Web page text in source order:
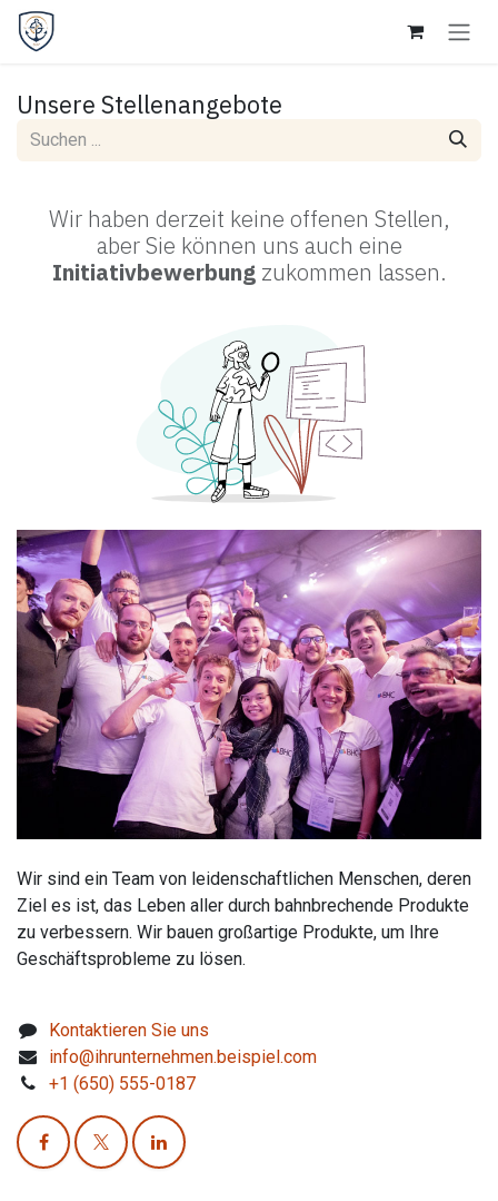
Zum Inhalt springen
Unsere Stellenangebote
Wir haben derzeit keine offenen Stellen,
aber Sie können uns auch eine
Initiativbewerbungzukommen lassen.
Wir sind ein Team von leidenschaftlichen Menschen, deren
Ziel es ist, das Leben aller durch bahnbrechende Produkte
zu verbessern. Wir bauen großartige Produkte, um Ihre
Geschäftsprobleme zu lösen.
Kontaktieren Sie uns
info@ihrunternehmen.beispiel.com
+1 (650) 555-0187